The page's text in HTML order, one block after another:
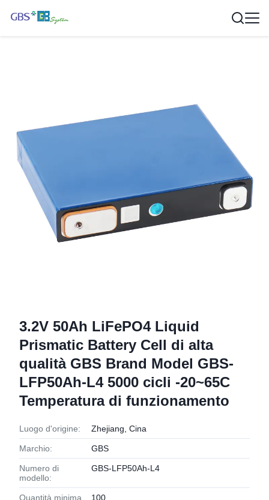
3.2V 50Ah LiFePO4 Liquid
Prismatic Battery Cell di alta
qualità GBS Brand Model GBS-
LFP50Ah-L4 5000 cicli -20~65C
Temperatura di funzionamento
Luogo d'origine: Zhejiang, Cina
Marchio: GBS
Numero di
modello:
GBS-LFP50Ah-L4
Quantità minima
100